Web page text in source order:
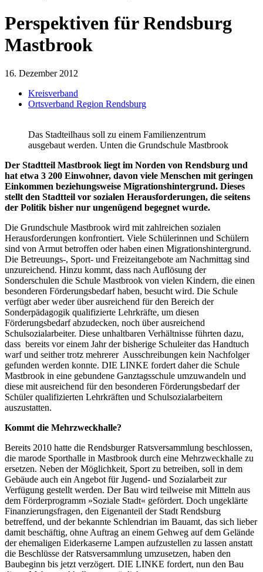
Perspektiven für Rendsburg
Mastbrook
16. Dezember 2012
Kreisverband
Ortsverband Region Rendsburg
Das Stadteilhaus soll zu einem Familienzentrum
ausgebaut werden. Unten die Grundschule Mastbrook
Der Stadtteil Mastbrook liegt im Norden von Rendsburg und
hat etwa 3 200 Einwohner, davon viele Menschen mit geringen
Einkommen beziehungsweise Migrationshintergrund. Dieses
stellt den Stadtteil vor sozialen Herausforderungen, die seitens
der Politik bisher nur ungenügend begegnet wurde.
Die Grundschule Mastbrook wird mit zahlreichen sozialen
Herausforderungen konfrontiert. Viele Schülerinnen und Schülern
sind von Armut betroffen oder haben einen Migrationshintergrund.
Die Betreuungs-, Sport- und Freizeitangebote am Nachmittag sind
unzureichend. Hinzu kommt, dass nach Auflösung der
Sonderschulen die Schule Mastbrook von vielen Kindern, die einen
besonderen Förderungsbedarf haben, besucht wird. Die Schule
verfügt aber weder über ausreichend für den Bereich der
Sonderpädagogik qualifizierte Lehrkräfte, um diesen
Förderungsbedarf abzudecken, noch über ausreichend
Schulsozialarbeiter. Diese unhaltbaren Verhältnisse führten dazu,
dass bereits vor einem Jahr der bisherige Schuleiter das Handtuch
warf und seither trotz mehrerer Ausschreibungen kein Nachfolger
gefunden werden konnte. DIE LINKE fordert daher die Schule
Mastbrook in eine gebundene Ganztagsschule umzuwandeln und
diese mit ausreichend für den besonderen Förderungsbedarf der
Schüler qualifizierten Lehrkräften und Schulsozialarbeitern
auszustatten.
Kommt die Mehrzweckhalle?
Bereits 2010 hatte die Rendsburger Ratsversammlung beschlossen,
die marode Sporthalle in Mastbrook durch eine Mehrzweckhalle zu
ersetzen. Neben der Möglichkeit, Sport zu betreiben, soll in dem
Gebäude auch ein Angebot für Jugend- und Sozialarbeit zur
Verfügung gestellt werden. Der Bau wird teilweise mit Mitteln aus
dem Förderprogramm »Soziale Stadt« gefördert. Doch ungeklärte
Finanzierungsfragen, den Eigenanteil der Stadt Rendsburg
betreffend, und der bekannte Schlendrian im Bauamt, das sich lieber
damit beschäftig, ohne Auftrag an einem Gehweg auf dem Gelände
der ehemaligen Eiderkaserne Lampen aufzustellen zu lassen anstatt
die Beschlüsse der Ratsversammlung umzusetzen, haben den
Baubeginn bis jetzt verzögert. DIE LINKE fordert, nun den Bau